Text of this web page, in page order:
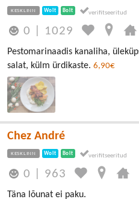
KESKLINN Wolt Bolt
0 1029
Pestomarinaadis kanaliha,
salat, külm ürdikaste. 6,90€
Chez André
KESKLINN Wolt Bolt
0 963
Täna lõunat ei paku.